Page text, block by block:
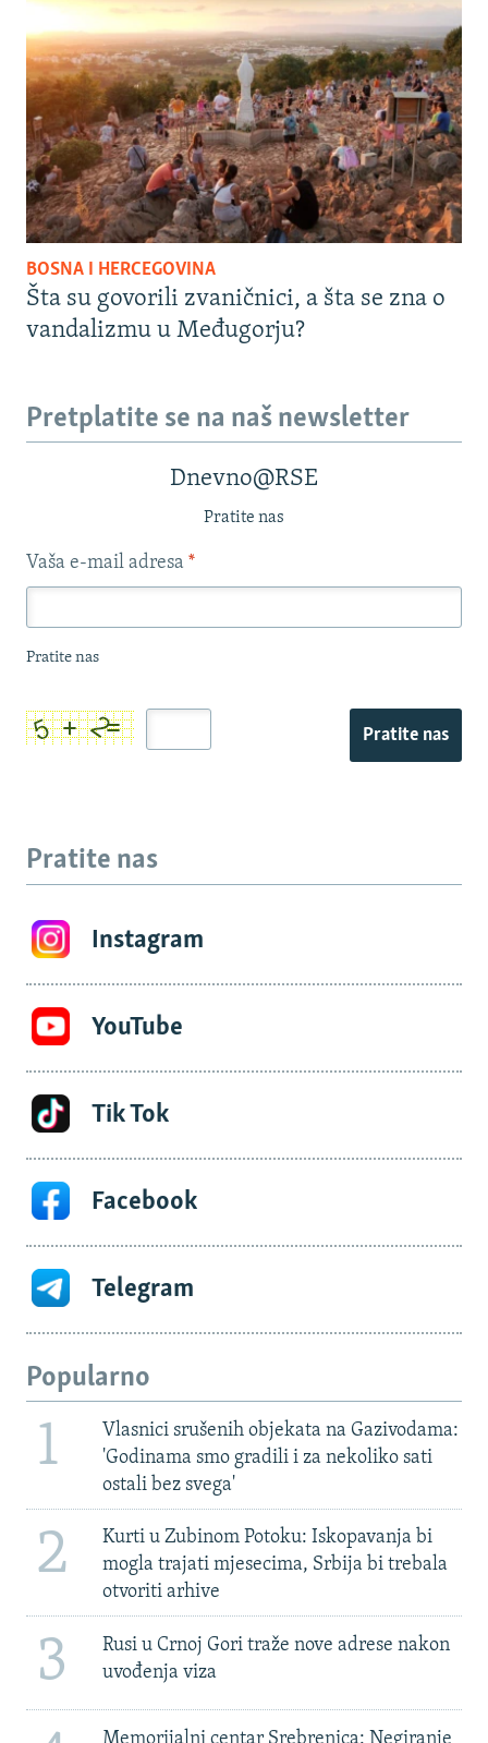
BOSNA I HERCEGOVINA
Šta su govorili zvaničnici, a šta se zna o
vandalizmu u Međugorju?
Pretplatite se na naš newsletter
Dnevno@RSE
Pratite nas
Vaša e-mail adresa *
Pratite nas
Pratite nas
Pratite nas
Instagram
YouTube
Tik Tok
Facebook
Telegram
Popularno
1
Vlasnici srušenih objekata na Gazivodama:
'Godinama smo gradili i za nekoliko sati
ostali bez svega'
2
Kurti u Zubinom Potoku: Iskopavanja bi
mogla trajati mjesecima, Srbija bi trebala
otvoriti arhive
3
Rusi u Crnoj Gori traže nove adrese nakon
uvođenja viza